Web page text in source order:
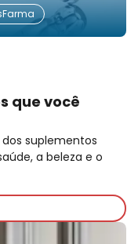
que você
suplementos
a beleza e o